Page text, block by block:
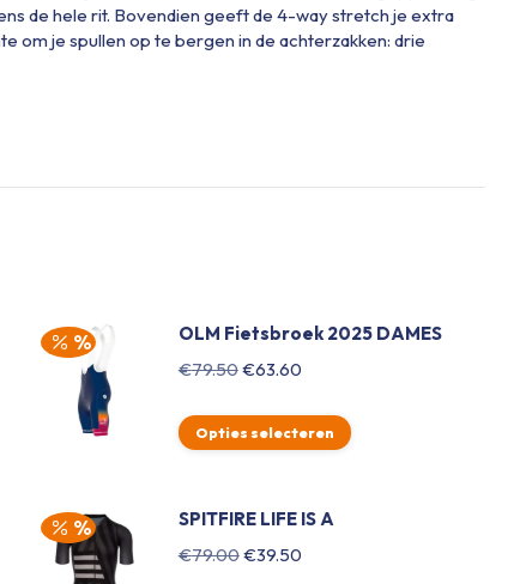
de hele rit. Bovendien geeft de 4-way stretch je extra
om je spullen op te bergen in de achterzakken: drie
OLM Fietsbroek 2025 DAMES
€79.50Oorspronkelijke
was:
€63.60Huidige
is:
Opties selecteren
SPITFIRE LIFE IS A
€79.00Oorspronkelijke
€39.50Huidige